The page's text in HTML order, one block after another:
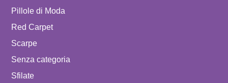
Pillole di Moda
Red Carpet
Scarpe
Senza categoria
Sfilate